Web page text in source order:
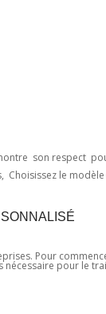
son respect
Choisissez le
Pour
nécessaire pour le